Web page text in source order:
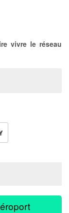
vivre le réseau